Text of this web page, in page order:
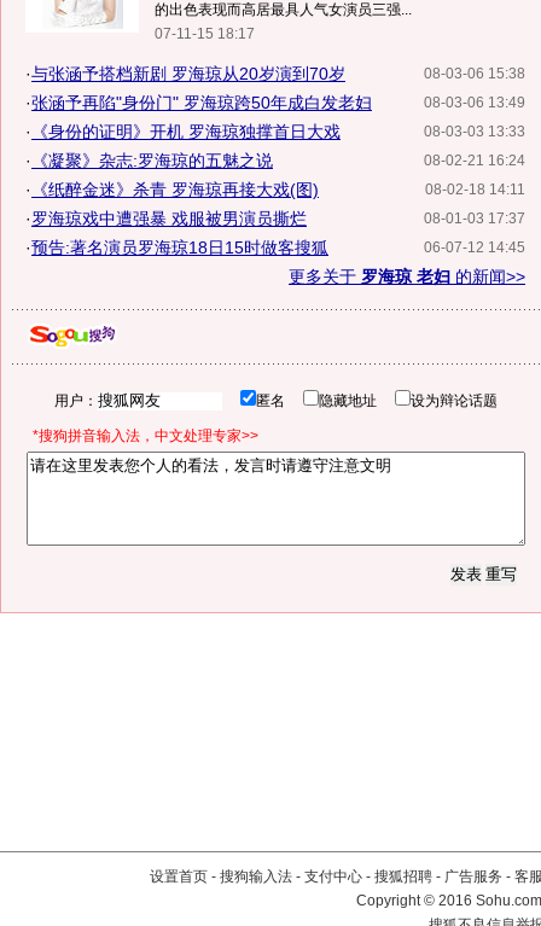
的出色表现而高居最具人气女演员三强...
07-11-15 18:17
08-03-06 15:38
·与张涵予搭档新剧 罗海琼从20岁演到70岁
08-03-06 13:49
·张涵予再陷"身份门" 罗海琼跨50年成白发老妇
08-03-03 13:33
· 《身份的证明》开机 罗海琼独撑首日大戏
08-02-21 16:24
· 《凝聚》杂志:罗海琼的五魅之说
08-02-18 14:11
· 《纸醉金迷》杀青 罗海琼再接大戏(图)
08-01-03 17:37
·罗海琼戏中遭强暴 戏服被男演员撕烂
06-07-12 14:45
·预告:著名演员罗海琼18日15时做客搜狐
更多关于 罗海琼 老妇 的新闻>>
用户： 匿名 隐藏地址 设为辩论话题
*搜狗拼音输入法，中文处理专家>>
设置首页 - 搜狗输入法 - 支付中心 - 搜狐招聘 - 广告服务 - 客
Copyright©2016